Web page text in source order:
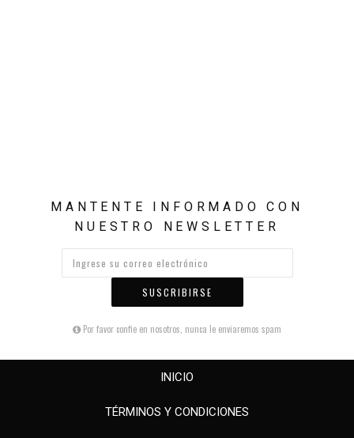
MANTENTE INFORMADO CON
NUESTRO NEWSLETTER
SUSCRIBIRSE
Por favor confie en nosotros, nunca le enviaremos spam
INICIO
TÉRMINOS Y CONDICIONES